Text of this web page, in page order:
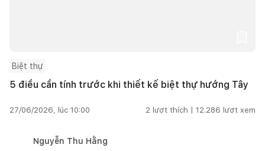
Biệt thự
5 điều cần tính trước khi thiết kế biệt thự hướng Tây
27/06/2026, lúc 10:00 2 lượt thích | 12.286 lượt xem
Nguyễn Thu Hằng